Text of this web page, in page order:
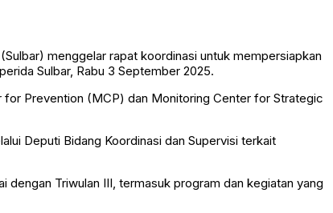
menggelar rapat koordinasi untuk mempersiapkan
Sulbar, Rabu 3 September 2025.
Prevention (MCP) dan Monitoring Center for Strategic
Deputi Bidang Koordinasi dan Supervisi terkait
dengan Triwulan III, termasuk program dan kegiatan yang